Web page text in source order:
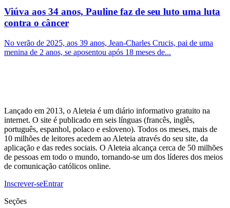
Viúva aos 34 anos, Pauline faz de seu luto uma luta
contra o câncer
No verão de 2025, aos 39 anos, Jean-Charles Crucis, pai de uma
menina de 2 anos, se aposentou após 18 meses de...
Lançado em 2013, o Aleteia é um diário informativo gratuito na
internet. O site é publicado em seis línguas (francês, inglês,
português, espanhol, polaco e esloveno). Todos os meses, mais de
10 milhões de leitores acedem ao Aleteia através do seu site, da
aplicação e das redes sociais. O Aleteia alcança cerca de 50 milhões
de pessoas em todo o mundo, tornando-se um dos líderes dos meios
de comunicação católicos online.
Inscrever-seEntrar
Seções